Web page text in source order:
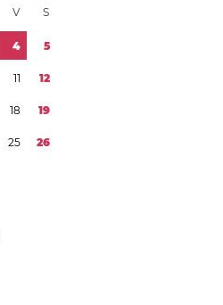
V S
4 5
11 12
18 19
25 26